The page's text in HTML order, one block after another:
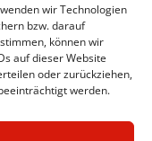
wir Technologien
bzw. darauf
können wir
auf dieser Website
oder zurückziehen,
werden.